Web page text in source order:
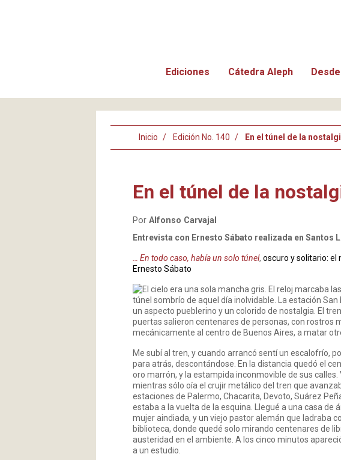
Ediciones Cátedra Aleph
Inicio Edición No. 140 En el túnel de la
En el túnel de la
Por Alfonso Carvajal
Entrevista con Ernesto Sábato realizada en Santos
… En todo caso, había un solo túnel, oscuro y solitario: el
Ernesto Sábato
El cielo era una sola mancha gris. El reloj marcaba
túnel sombrío de aquel día inolvidable. La estación
un aspecto pueblerino y un colorido de nostalgia. El
puertas salieron centenares de personas, con rostros
mecánicamente al centro de Buenos Aires, a matar
Me subí al tren, y cuando arrancó sentí un escalofrío,
para atrás, descontándose. En la distancia quedó el
oro marrón, y la estampida inconmovible de sus
mientras sólo oía el crujir metálico del tren que
estaciones de Palermo, Chacarita, Devoto, Suárez
estaba a la vuelta de la esquina. Llegué a una casa de
mujer aindiada, y un viejo pastor alemán que ladraba
biblioteca, donde quedé solo mirando centenares de
austeridad en el ambiente. A los cinco minutos
a un estudio.